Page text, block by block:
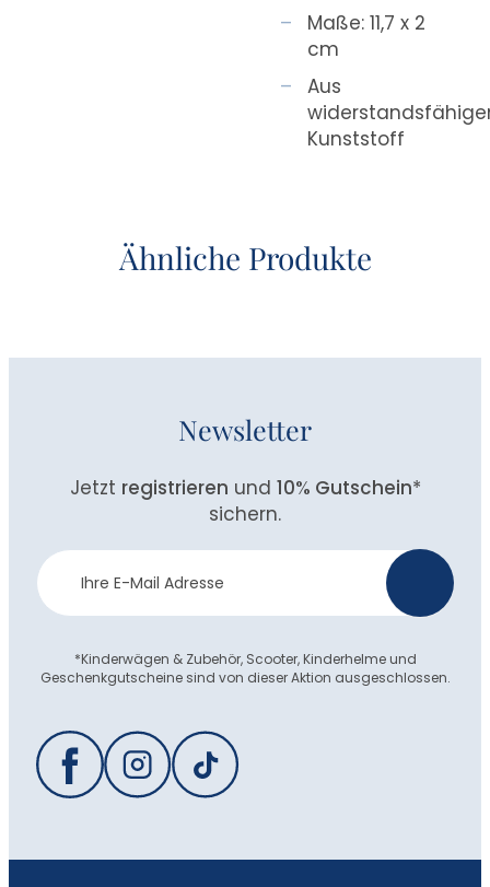
Maße: 11,7 x 2
cm
Aus
Kunststoff
Ähnliche Produkte
Newsletter
Jetzt registrieren und 10% Gutschein*
sichern.
Newsletter
Anmeldung
*Kinderwägen & Zubehör, Scooter, Kinderhelme und
Geschenkgutscheine sind von dieser Aktion ausgeschlossen.